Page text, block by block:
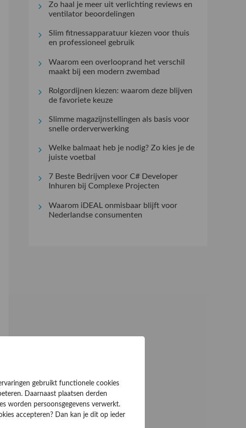
Zo haal je meer uit verlichting reviews en
ventilator beoordelingen
Slim fitnessapparatuur kiezen voor thuis
en professioneel gebruik
Waarom een overlooprand het verschil
maakt bij een modern zwembad
Rolgordijnen kiezen: waarom deze blijven
de favoriete keuze
Slimme magazijnstellingen als basis voor
snelle orderverwerking
Welke balmaat heb je nodig? Zo kies je de
juiste voetbal
7 Beste Bedrijven voor C# Developer
Inhuren bij Complexe Projecten
Waarom iDEAL onmisbaar blijft voor
Nederlandse consumenten
gebruikt functionele cookies
Daarnaast plaatsen derden
worden persoonsgegevens verwerkt.
accepteren? Dan kan je dit op ieder